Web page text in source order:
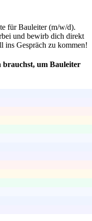
für Bauleiter (m/w/d).
und bewirb dich direkt
ins Gespräch zu kommen!
brauchst, um Bauleiter